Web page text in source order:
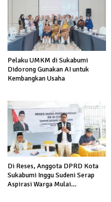
Pelaku UMKM di Sukabumi
Didorong Gunakan AI untuk
Kembangkan Usaha
Di Reses, Anggota DPRD Kota
Sukabumi Inggu Sudeni Serap
Aspirasi Warga Mulai